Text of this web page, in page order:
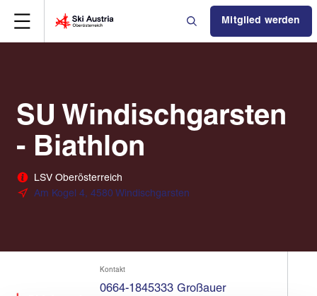
Mitglied werden
SU Windischgarsten
- Biathlon
LSV Oberösterreich
Am Kogel 4, 4580 Windischgarsten
Kontakt
0664-1845333 Großauer